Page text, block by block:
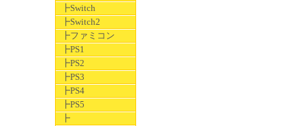
┣Switch
┣Switch2
┣ファミコン
┣PS1
┣PS2
┣PS3
┣PS4
┣PS5
┣